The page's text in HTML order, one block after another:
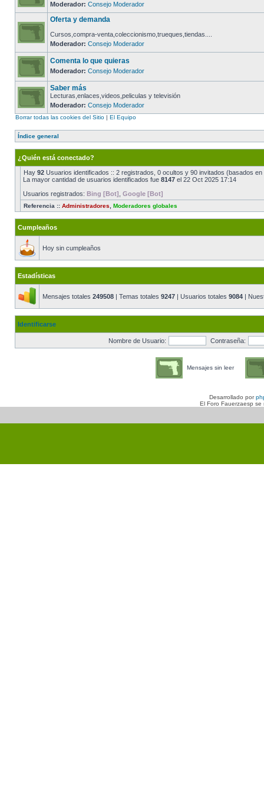
Moderador: Consejo Moderador
Oferta y demanda
Cursos,compra-venta,coleccionismo,trueques,tiendas....
Moderador: Consejo Moderador
Comenta lo que quieras
Moderador: Consejo Moderador
Saber más
Lecturas,enlaces,videos,peliculas y televisión
Moderador: Consejo Moderador
Borrar todas las cookies del Sitio | El Equipo
Índice general
¿Quién está conectado?
Hay 92 Usuarios identificados :: 2 registrados, 0 ocultos y 90 invitados (basados
La mayor cantidad de usuarios identificados fue 8147 el 22 Oct 2025 17:14
Usuarios registrados: Bing [Bot] Google [Bot]
Referencia :: Administradores Moderadores globales
Cumpleaños
Hoy sin cumpleaños
Estadísticas
Mensajes totales 249508 | Temas totales 9247 | Usuarios totales 9084 |
Identificarse
Nombre de Usuario: Contraseña:
Mensajes sin leer
Desarrollado por
El Foro Fauerzaesp